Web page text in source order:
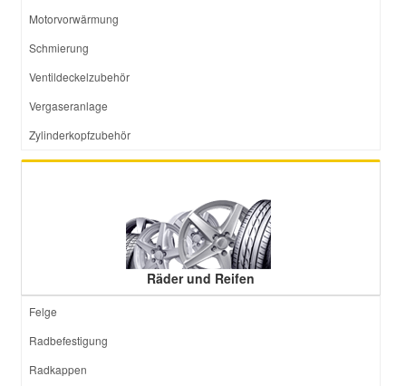
Motorvorwärmung
Schmierung
Ventildeckelzubehör
Vergaseranlage
Zylinderkopfzubehör
Räder und Reifen
Felge
Radbefestigung
Radkappen